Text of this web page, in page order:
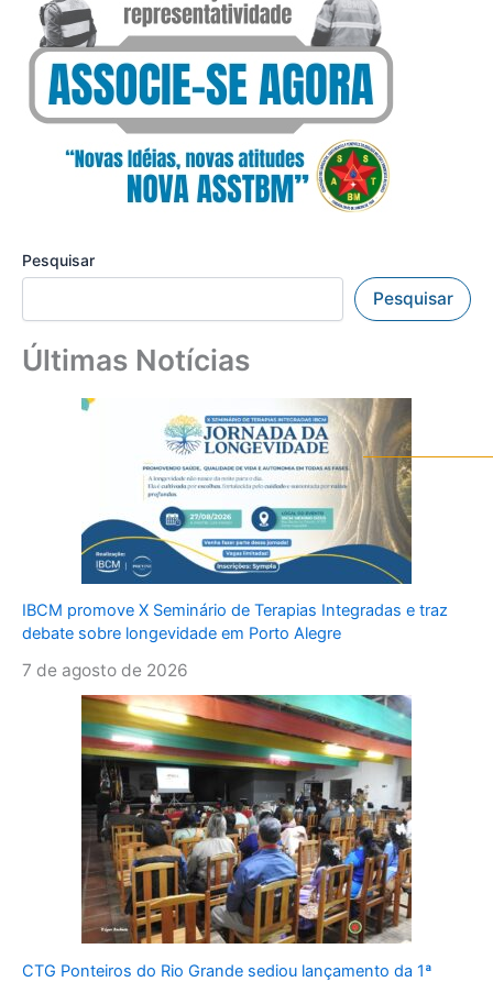
Pesquisar
Pesquisar
Últimas Notícias
IBCM promove X Seminário de Terapias Integradas e traz
debate sobre longevidade em Porto Alegre
7 de agosto de 2026
CTG Ponteiros do Rio Grande sediou lançamento da 1ª